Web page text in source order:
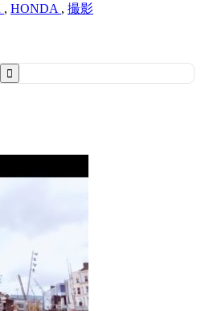
, HONDA , 撮影